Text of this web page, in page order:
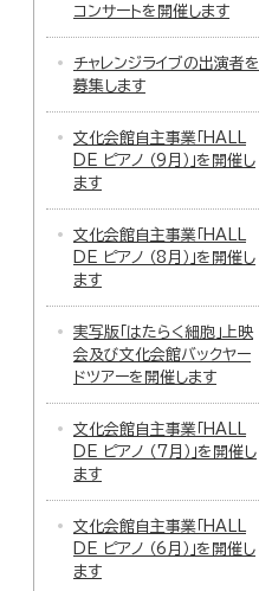
コンサートを開催します
チャレンジライブの出演者を
募集します
文化会館自主事業「HALL
DE ピアノ （9月）」を開催し
ます
文化会館自主事業「HALL
DE ピアノ （8月）」を開催し
ます
実写版「はたらく細胞」上映
会及び文化会館バックヤー
ドツアーを開催します
文化会館自主事業「HALL
DE ピアノ （7月）」を開催し
ます
文化会館自主事業「HALL
DE ピアノ （6月）」を開催し
ます